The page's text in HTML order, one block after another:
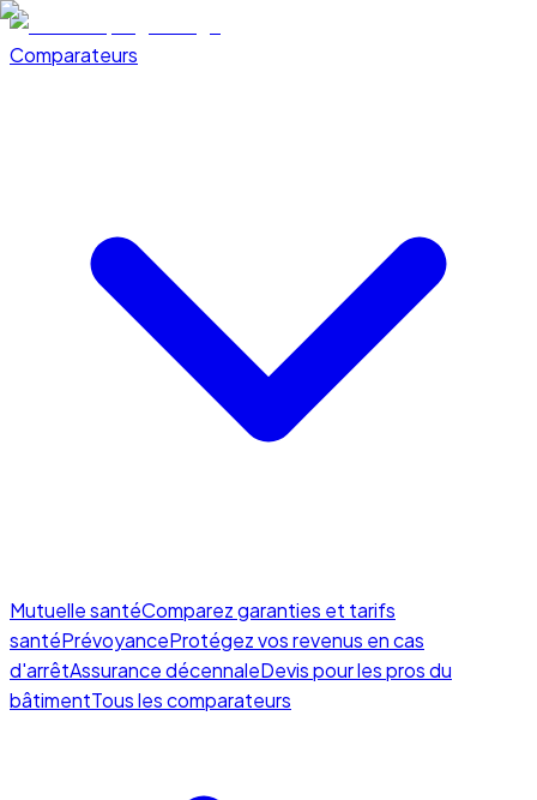
Comparateurs
Mutuelle santéComparez garanties et tarifs
santéPrévoyanceProtégez vos revenus en cas
d'arrêtAssurance décennaleDevis pour les pros du
bâtimentTous les comparateurs